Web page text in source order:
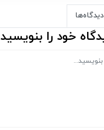
دیدگاه‌ها
خود را بنویسید